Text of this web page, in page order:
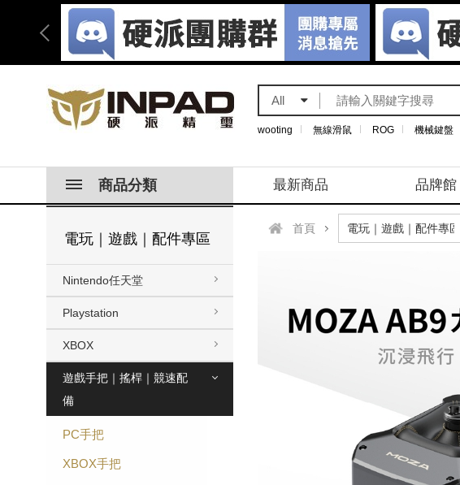
All
wooting 無線滑鼠 ROG 機械鍵盤
商品分類 最新商品 品牌館
電玩｜遊戲｜配件專區
Nintendo任天堂
Playstation
XBOX
遊戲手把｜搖桿｜競速配
備
PC手把
XBOX手把
首頁